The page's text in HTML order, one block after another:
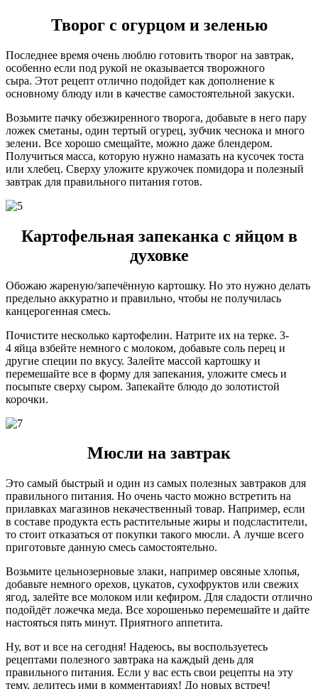
Творог с огурцом и зеленью
Последнее время очень люблю готовить творог на завтрак,
особенно если под рукой не оказывается творожного
сыра. Этот рецепт отлично подойдет как дополнение к
основному блюду или в качестве самостоятельной закуски.
Возьмите пачку обезжиренного творога, добавьте в него пару
ложек сметаны, один тертый огурец, зубчик чеснока и много
зелени. Все хорошо смещайте, можно даже блендером.
Получиться масса, которую нужно намазать на кусочек тоста
или хлебец. Сверху уложите кружочек помидора и полезный
завтрак для правильного питания готов.
Картофельная запеканка с яйцом в
духовке
Обожаю жареную/запечённую картошку. Но это нужно делать
предельно аккуратно и правильно, чтобы не получилась
канцерогенная смесь.
Почистите несколько картофелин. Натрите их на терке. 3-
4 яйца взбейте немного с молоком, добавьте соль перец и
другие специи по вкусу. Залейте массой картошку и
перемешайте все в форму для запекания, уложите смесь и
посыпьте сверху сыром. Запекайте блюдо до золотистой
корочки.
Мюсли на завтрак
Это самый быстрый и один из самых полезных завтраков для
правильного питания. Но очень часто можно встретить на
прилавках магазинов некачественный товар. Например, если
в составе продукта есть растительные жиры и подсластители,
то стоит отказаться от покупки такого мюсли. А лучше всего
приготовьте данную смесь самостоятельно.
Возьмите цельнозерновые злаки, например овсяные хлопья,
добавьте немного орехов, цукатов, сухофруктов или свежих
ягод, залейте все молоком или кефиром. Для сладости отлично
подойдёт ложечка меда. Все хорошенько перемешайте и дайте
настояться пять минут. Приятного аппетита.
Ну, вот и все на сегодня! Надеюсь, вы воспользуетесь
рецептами полезного завтрака на каждый день для
правильного питания. Если у вас есть свои рецепты на эту
тему, делитесь ими в комментариях! До новых встреч!